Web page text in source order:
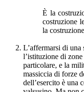
È la
costruzione
la
L’affermarsi di una
l’istituzione di
particolare, e la
massiccia di forze
dell’esercito è una